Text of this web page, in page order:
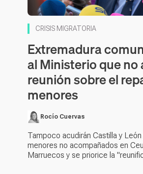
CRISIS MIGRATORIA
Extremadura
al Ministerio que no
reunión sobre el
menores
Rocío Cuervas
Tampoco acudirán Castilla y
menores no acompañados en
Marruecos y se priorice la